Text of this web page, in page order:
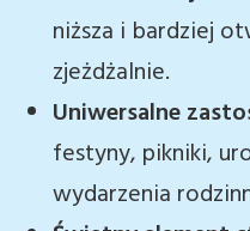
niższa i bardziej
zjeżdżalnie.
Uniwersalne
festyny, pikniki,
wydarzenia